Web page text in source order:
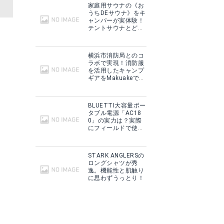
家庭用サウナの《お
うちDEサウナ》をキ
ャンパーが実体験！
テントサウナとどこ
横浜市消防局とのコ
ラボで実現！消防服
を活用したキャンプ
ギアをMakuakeで予
BLUETTI大容量ポー
タブル電源「AC18
0」の実力は？実際
にフィールドで使用
STARK ANGLERSの
ロングシャツが秀
逸。機能性と肌触り
に思わずうっとり！